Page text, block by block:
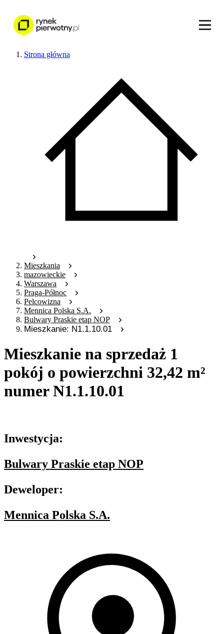
Strona główna
Mieszkania
mazowieckie
Warszawa
Praga-Północ
Pelcowizna
Mennica Polska S.A.
Bulwary Praskie etap NOP
Mieszkanie: N1.1.10.01
Mieszkanie na sprzedaż 1
pokój o powierzchni 32,42 m²
numer N1.1.10.01
Inwestycja:
Bulwary Praskie etap NOP
Deweloper:
Mennica Polska S.A.